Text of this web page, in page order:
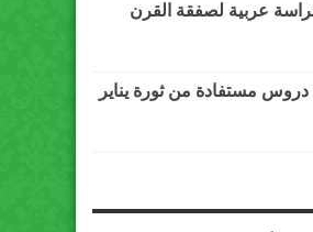
عربية لصفقة القرن